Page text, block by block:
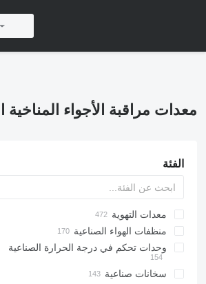
معدات مراقبة الأجواء المناخية
الفئة
معدات التهوية
منظفات الهواء الصناعية
وحدات تحكم في درجة الحرارة الصناعية
سخانات صناعية